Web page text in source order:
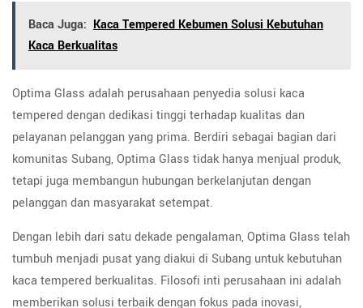
Baca Juga: Kaca Tempered Kebumen Solusi Kebutuhan
Kaca Berkualitas
Optima Glass adalah perusahaan penyedia solusi kaca
tempered dengan dedikasi tinggi terhadap kualitas dan
pelayanan pelanggan yang prima. Berdiri sebagai bagian dari
komunitas Subang, Optima Glass tidak hanya menjual produk,
tetapi juga membangun hubungan berkelanjutan dengan
pelanggan dan masyarakat setempat.
Dengan lebih dari satu dekade pengalaman, Optima Glass telah
tumbuh menjadi pusat yang diakui di Subang untuk kebutuhan
kaca tempered berkualitas. Filosofi inti perusahaan ini adalah
memberikan solusi terbaik dengan fokus pada inovasi,